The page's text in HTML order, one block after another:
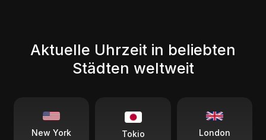
Aktuelle Uhrzeit in beliebten
Städten weltweit
New York Tokio London